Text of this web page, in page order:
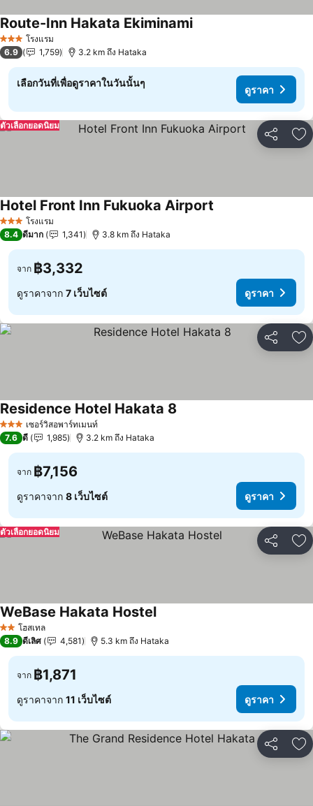
3 ดาว โรงแรม
Route-Inn Hakata Ekiminami
6.9 1,759 3.2 km ถึง Hataka
เลือกวันที่เพื่อดูราคาในวันนั้นๆ
ดูราคา
แชร์ เ
ตัวเลือกยอดนิยม
3 ดาว โรงแรม
Hotel Front Inn Fukuoka Airport
8.4 ดีมาก 1,341 3.8 km ถึง Hataka
จาก ฿3,332
ดูราคาจาก 7 เว็บไซต์ ดูราคา
แชร์ เ
3 ดาว เซอร์วิสอพาร์ทเมนท์
Residence Hotel Hakata 8
7.6 ดี 1,985 3.2 km ถึง Hataka
จาก ฿7,156
ดูราคาจาก 8 เว็บไซต์ ดูราคา
แชร์ เ
ตัวเลือกยอดนิยม
2 ดาวโฮสเทล
WeBase Hakata Hostel
8.9 ดีเลิศ 4,581 5.3 km ถึง Hataka
จาก ฿1,871
ดูราคาจาก 11 เว็บไซต์ ดูราคา
แชร์ เ